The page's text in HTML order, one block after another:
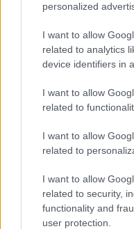
personalized
I want to allow
related to analytics
device identifiers in
I want to allow
related to
I want to allow
related to
I want to allow
related to security,
functionality and
user protection.
Continua a